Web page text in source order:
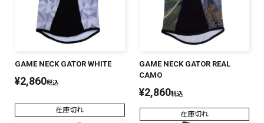
GAME NECK GATOR WHITE
¥2,860税込
在庫切れ
GAME NECK GATOR REAL
CAMO
¥2,860税込
在庫切れ